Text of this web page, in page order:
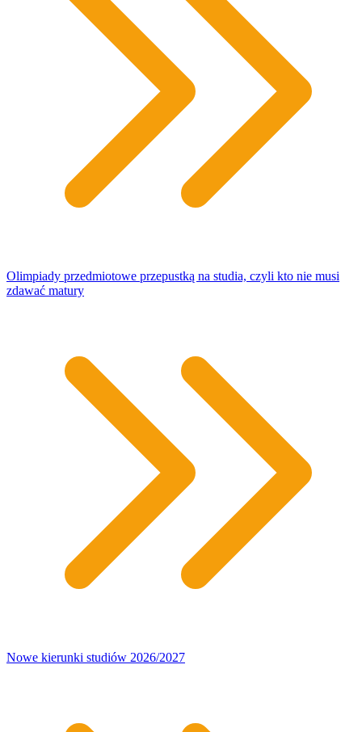
Olimpiady przedmiotowe przepustką na studia, czyli kto nie musi
zdawać matury
Nowe kierunki studiów 2026/2027